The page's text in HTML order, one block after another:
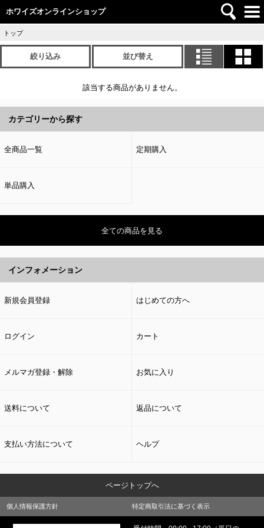
ホワイズオンラインショップ
トップ
絞り込み 並び替え
該当する商品がありません。
カテゴリーから探す
全商品一覧 定期購入
単品購入
全ての商品を見る
インフォメーション
新規会員登録 はじめての方へ
ログイン カート
メルマガ登録・解除 お気に入り
送料について 返品について
支払い方法について ヘルプ
ページトップへ
個人情報保護方針 特定商取引法に基づく表示